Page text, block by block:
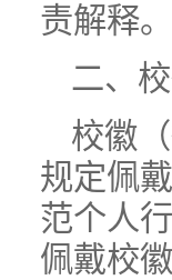
责解释。
二、
校徽
规定佩
范个人
佩戴校